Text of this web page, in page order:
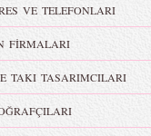
VE TELEFONLARI
FİRMALARI
TAKI TASARIMCILARI